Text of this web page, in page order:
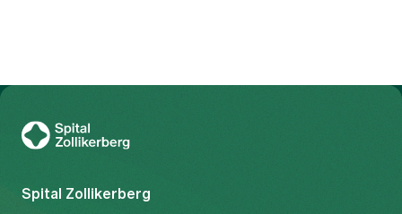
Spital Zollikerberg